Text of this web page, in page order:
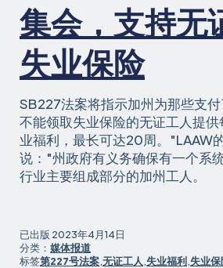
集会，支持无
失业保险
SB227法案将指示加州为那些支
不能领取失业保险的无证工人提
业福利，最长可达20周。"LAAW
说："州政府有义务确保有一个系
行业主要组成部分的加州工人。
已出版 2023年4月14日
分类： 媒体报道
标签第227号法案,无证工人 ,失业福利 ,失业保